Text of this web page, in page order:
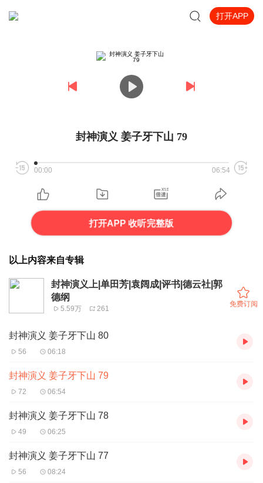
打开APP
封神演义 姜子牙下山 79
00:00 06:54
打开APP 收听完整版
以上内容来自专辑
封神演义上|单田芳|袁阔成|评书|德云社|郭
德纲
5.59万 261
免费订阅
封神演义 姜子牙下山 80
56 06:18
封神演义 姜子牙下山 79
72 06:54
封神演义 姜子牙下山 78
49 06:25
封神演义 姜子牙下山 77
56 08:24